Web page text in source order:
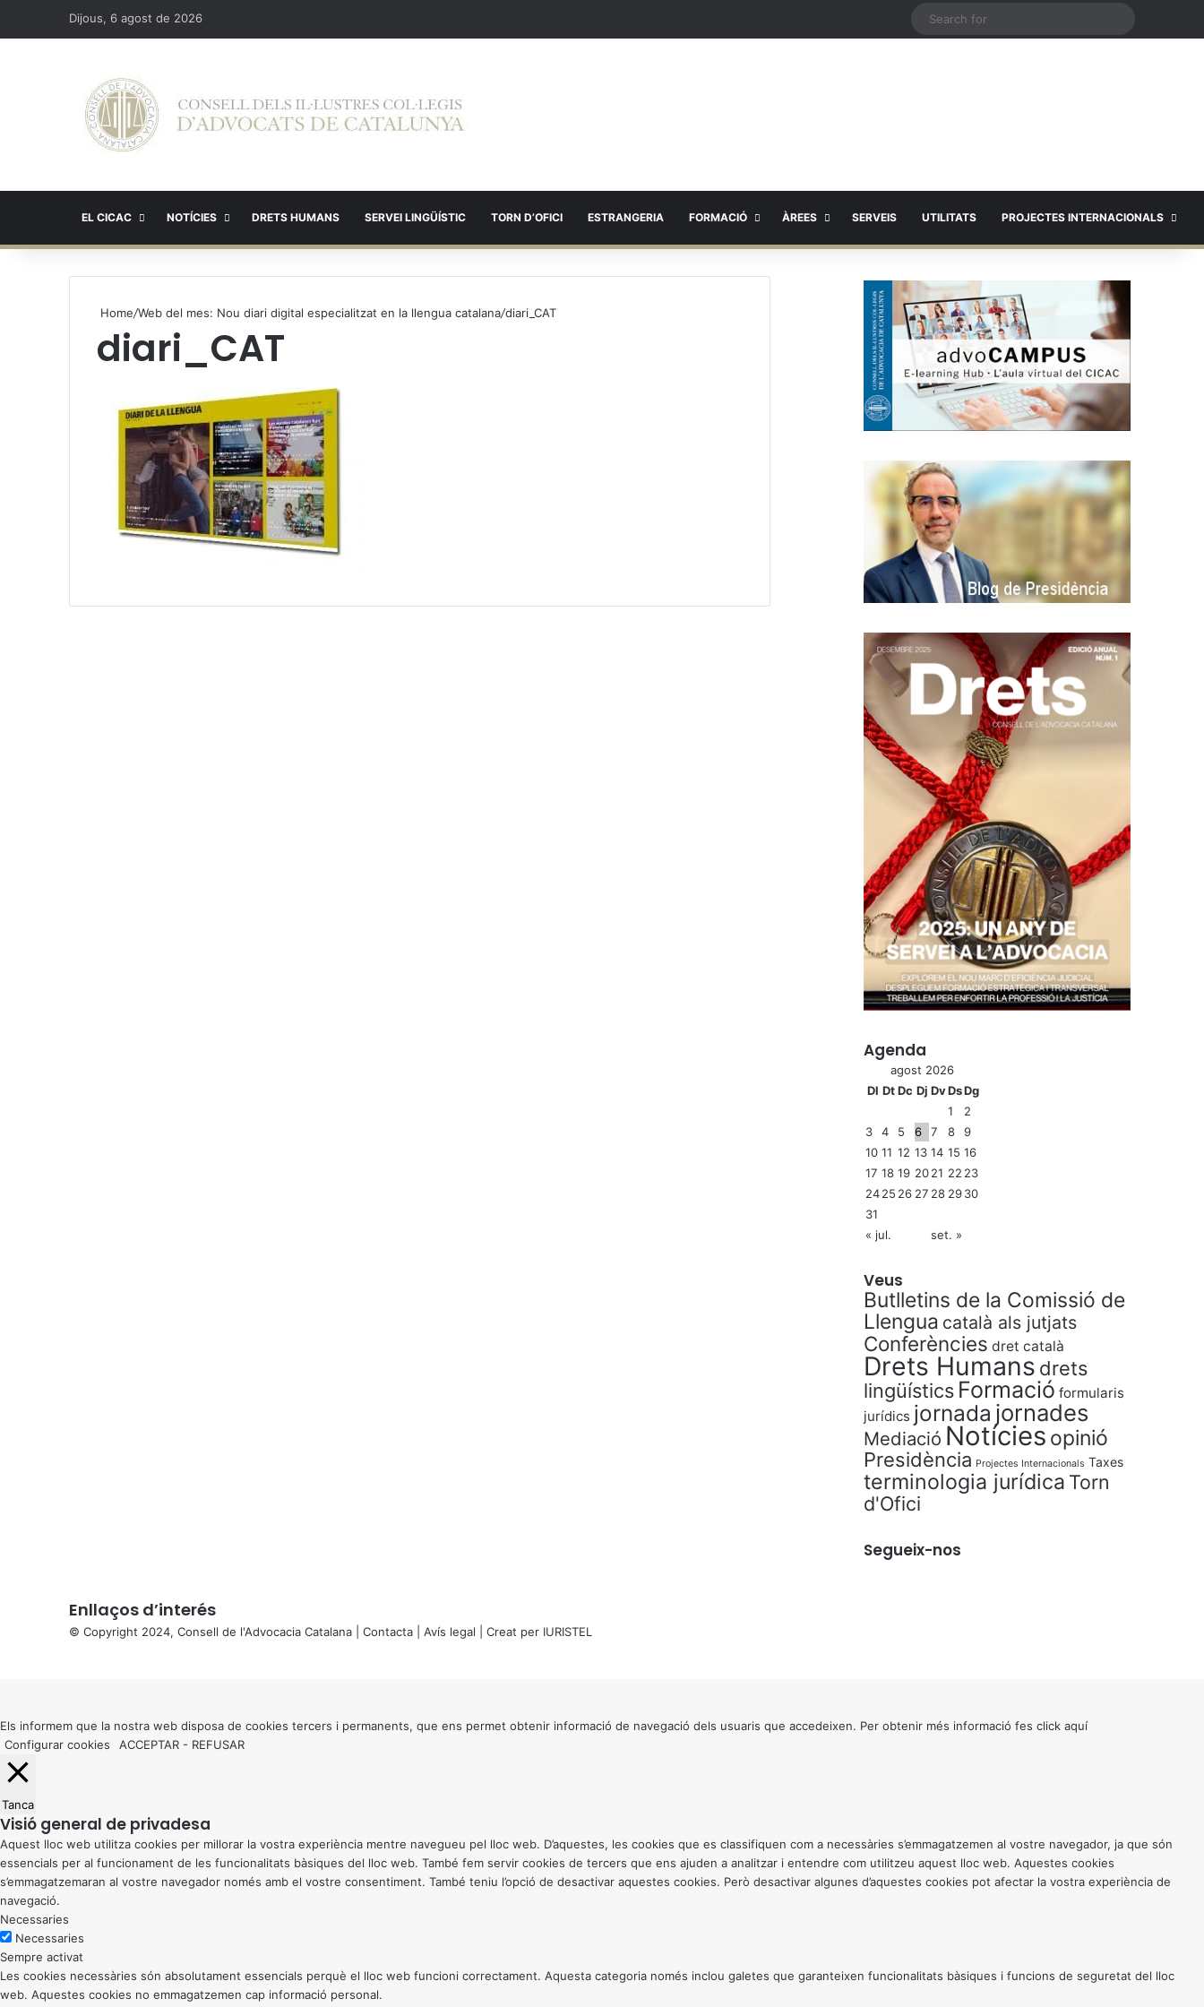
Dijous, 6 agost de 2026
EL CICAC NOTÍCIES DRETS HUMANS SERVEI LINGÜÍSTIC TORN D’OFICI ESTRANGERIA FORMACIÓ ÀREES SERVEIS UTILITATS PROJECTES INTERNACIONALS
Home/Web del mes: Nou diari digital especialitzat en la llengua catalana/diari_CAT
diari_CAT
Agenda
agost 2026
Dl Dt Dc Dj DvDsDg
1
2
3
4 5 6 7 8
9
10 11 12 13 14 15 16
17 18 19 2021 22 23
2425 26 27 28 2930
31
« jul.
set. »
Veus
Butlletins de la Comissió de
Llengua català als jutjats
Conferències dret català
Drets Humans drets
lingüístics Formació formularis
jurídics jornada jornades
Mediació Notícies opinió
Presidència Projectes Internacionals Taxes
terminologia jurídica Torn
d'Ofici
Segueix-nos
Enllaços d’interés
© Copyright 2024, Consell de l'Advocacia Catalana | Contacta Avís legal | Creat per IURISTEL
button
Els informem que la nostra web disposa de cookies tercers i permanents, que ens permet obtenir informació de navegació dels usuaris que accedeixen. Per obtenir més informació fes click aquí
Configurar cookies
ACCEPTAR - REFUSAR
Tanca
Visió general de privadesa
Aquest lloc web utilitza cookies per millorar la vostra experiència mentre navegueu pel lloc web. D’aquestes, les cookies que es classifiquen com a necessàries s’emmagatzemen al vostre navegador, ja que són
essencials per al funcionament de les funcionalitats bàsiques del lloc web. També fem servir cookies de tercers que ens ajuden a analitzar i entendre com utilitzeu aquest lloc web. Aquestes cookies
s’emmagatzemaran al vostre navegador només amb el vostre consentiment. També teniu l’opció de desactivar aquestes cookies. Però desactivar algunes d’aquestes cookies pot afectar la vostra experiència de
navegació.
Necessaries
Necessaries
Sempre activat
Les cookies necessàries són absolutament essencials perquè el lloc web funcioni correctament. Aquesta categoria només inclou galetes que garanteixen funcionalitats bàsiques i funcions de seguretat del lloc
web. Aquestes cookies no emmagatzemen cap informació personal.